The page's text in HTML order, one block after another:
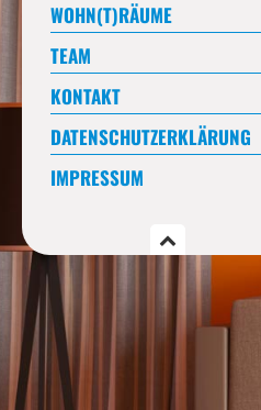
WOHN(T)RÄUME
TEAM
KONTAKT
DATENSCHUTZERKLÄRUNG
IMPRESSUM